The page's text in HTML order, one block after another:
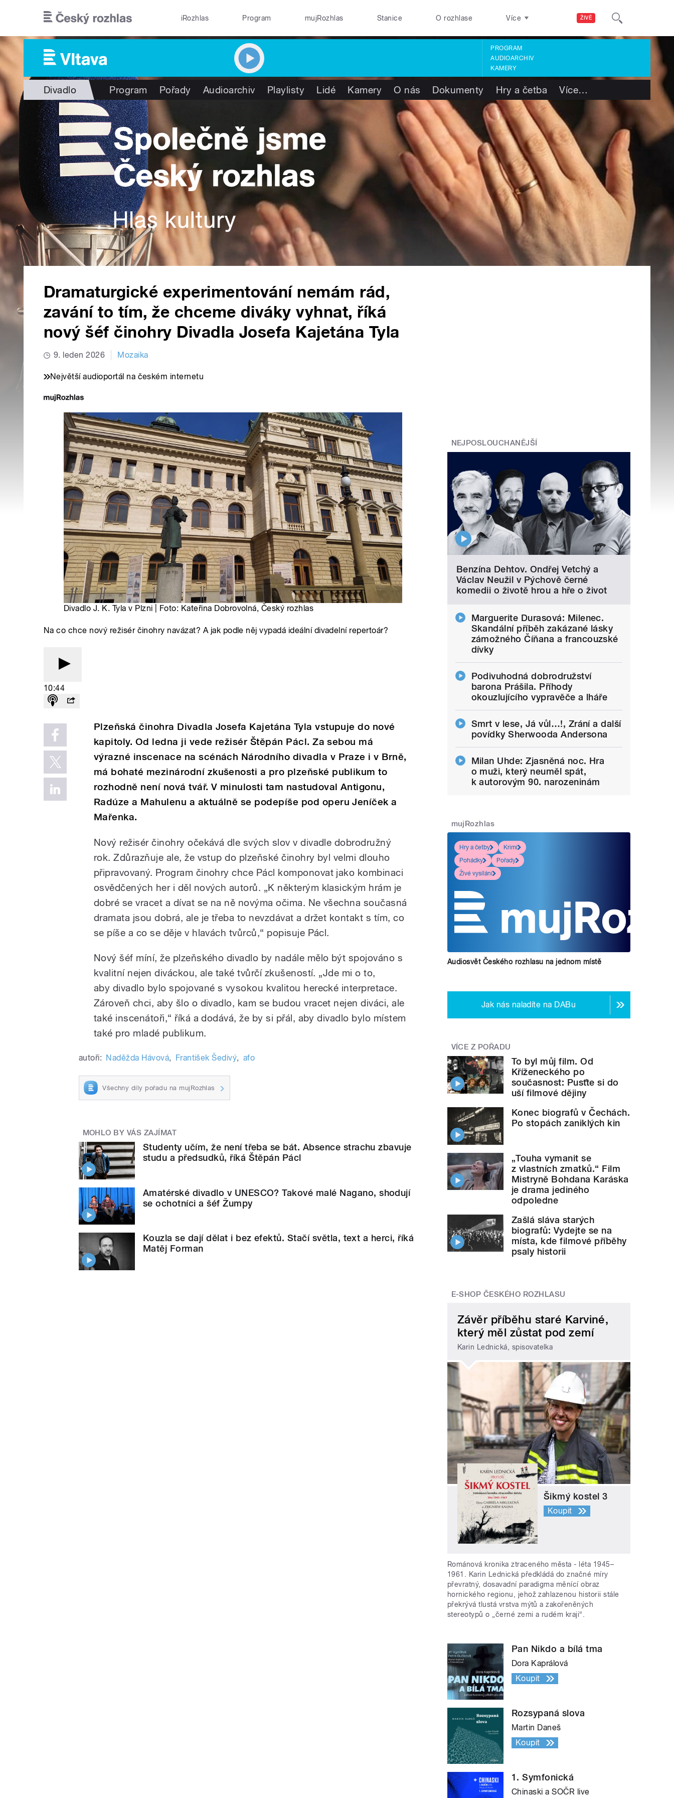
ŽIVĚ
iRozhlas Program mujRozhlas Stanice O rozhlase Více
PROGRAM
AUDIOARCHIV
KAMERY
Divadlo Program Pořady Audioarchiv Playlisty Lidé Kamery O nás Dokumenty Hry a četba Více…
Dramaturgické experimentování nemám rád,
zavání to tím, že chceme diváky vyhnat, říká
nový šéf činohry Divadla Josefa Kajetána Tyla
9. leden 2026 Mozaika
Největší audioportál na českém internetu
Divadlo J. K. Tyla v Plzni | Foto: Kateřina Dobrovolná, Český rozhlas
Na co chce nový režisér činohry navázat? A jak podle něj vypadá ideální divadelní repertoár?
10:44
Plzeňská činohra Divadla Josefa Kajetána Tyla vstupuje do nové
kapitoly. Od ledna ji vede režisér Štěpán Pácl. Za sebou má
výrazné inscenace na scénách Národního divadla v Praze i v Brně,
má bohaté mezinárodní zkušenosti a pro plzeňské publikum to
rozhodně není nová tvář. V minulosti tam nastudoval Antigonu,
Radúze a Mahulenu a aktuálně se podepíše pod operu Jeníček a
Mařenka.
Nový režisér činohry očekává dle svých slov v divadle dobrodružný
rok. Zdůrazňuje ale, že vstup do plzeňské činohry byl velmi dlouho
připravovaný. Program činohry chce Pácl komponovat jako kombinaci
osvědčených her i děl nových autorů. „K některým klasickým hrám je
dobré se vracet a dívat se na ně novýma očima. Ne všechna současná
dramata jsou dobrá, ale je třeba to nevzdávat a držet kontakt s tím, co
se píše a co se děje v hlavách tvůrců,“ popisuje Pácl.
Nový šéf míní, že plzeňského divadlo by nadále mělo být spojováno s
kvalitní nejen diváckou, ale také tvůrčí zkušeností. „Jde mi o to,
aby divadlo bylo spojované s vysokou kvalitou herecké interpretace.
Zároveň chci, aby šlo o divadlo, kam se budou vracet nejen diváci, ale
také inscenátoři,“ říká a dodává, že by si přál, aby divadlo bylo místem
také pro mladé publikum.
autoři: Naděžda Hávová, František Šedivý, afo
Všechny díly pořadu na mujRozhlas
MOHLO BY VÁS ZAJÍMAT
Studenty učím, že není třeba se bát. Absence strachu zbavuje
studu a předsudků, říká Štěpán Pácl
Amatérské divadlo v UNESCO? Takové malé Nagano, shodují
se ochotníci a šéf Žumpy
Kouzla se dají dělat i bez efektů. Stačí světla, text a herci, říká
Matěj Forman
NEJPOSLOUCHANĚJŠÍ
Benzína Dehtov. Ondřej Vetchý a
Václav Neužil v Pýchově černé
komedii o životě hrou a hře o život
Marguerite Durasová: Milenec.
Skandální příběh zakázané lásky
zámožného Číňana a francouzské
dívky
Podivuhodná dobrodružství
barona Prášila. Příhody
okouzlujícího vypravěče a lháře
Smrt v lese, Já vůl…!, Zrání a další
povídky Sherwooda Andersona
Milan Uhde: Zjasněná noc. Hra
o muži, který neuměl spát,
k autorovým 90. narozeninám
mujRozhlas
Hry a četby
Krimi
Pohádky
Pořady
Živé vysílání
Audiosvět Českého rozhlasu na jednom místě
Jak nás naladíte na DABu
VÍCE Z POŘADU
To byl můj film. Od
Kříženeckého po
současnost: Pusťte si do
uší filmové dějiny
Konec biografů v Čechách.
Po stopách zaniklých kin
„Touha vymanit se
z vlastních zmatků.“ Film
Mistryně Bohdana Karáska
je drama jediného
odpoledne
Zašlá sláva starých
biografů: Vydejte se na
místa, kde filmové příběhy
psaly historii
E-SHOP ČESKÉHO ROZHLASU
Závěr příběhu staré Karviné,
který měl zůstat pod zemí
Karin Lednická, spisovatelka
Šikmý kostel 3
Koupit
Románová kronika ztraceného města - léta 1945–
1961. Karin Lednická předkládá do značné míry
převratný, dosavadní paradigma měnící obraz
hornického regionu, jehož zahlazenou historii stále
překrývá tlustá vrstva mýtů a zakořeněných
stereotypů o „černé zemi a rudém kraji“.
Pan Nikdo a bílá tma
Dora Kaprálová
Koupit
Rozsypaná slova
Martin Daneš
Koupit
1. Symfonická
Chinaski a SOČR live